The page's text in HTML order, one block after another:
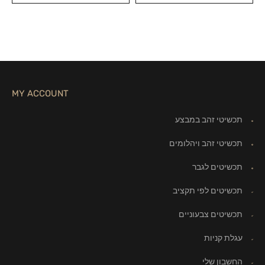
MY ACCOUNT
תכשיטי זהב במבצע
תכשיטי זהב ויהלומים
תכשיטים לגבר
תכשיטים לפי תקציב
תכשיטים צבעוניים
עגלת קניות
החשבון שלי